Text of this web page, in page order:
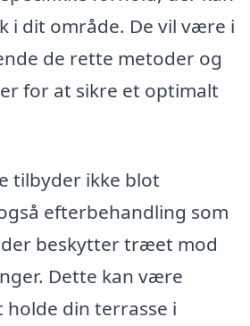
dit område. De vil være i
de rette metoder og
for at sikre et optimalt
tilbyder ikke blot
efterbehandling som
beskytter træet mod
Dette kan være
din terrasse i